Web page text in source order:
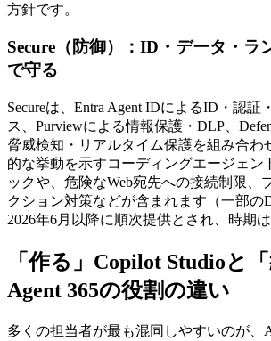
方針です。
Secure（防御）：ID・データ・ラ
で守る
Secureは、Entra Agent IDによるID・認証
ス、Purviewによる情報保護・DLP、
脅威検知・リアルタイム保護を組み合わ
的な挙動を示すコーディングエージェン
ックや、危険なWeb宛先への接続制限、
クション対策などが含まれます（一部の
2026年6月以降に順次提供とされ、時期
「作る」Copilot Studioと
Agent 365の役割の違い
多くの担当者が最も混同しやすいのが、